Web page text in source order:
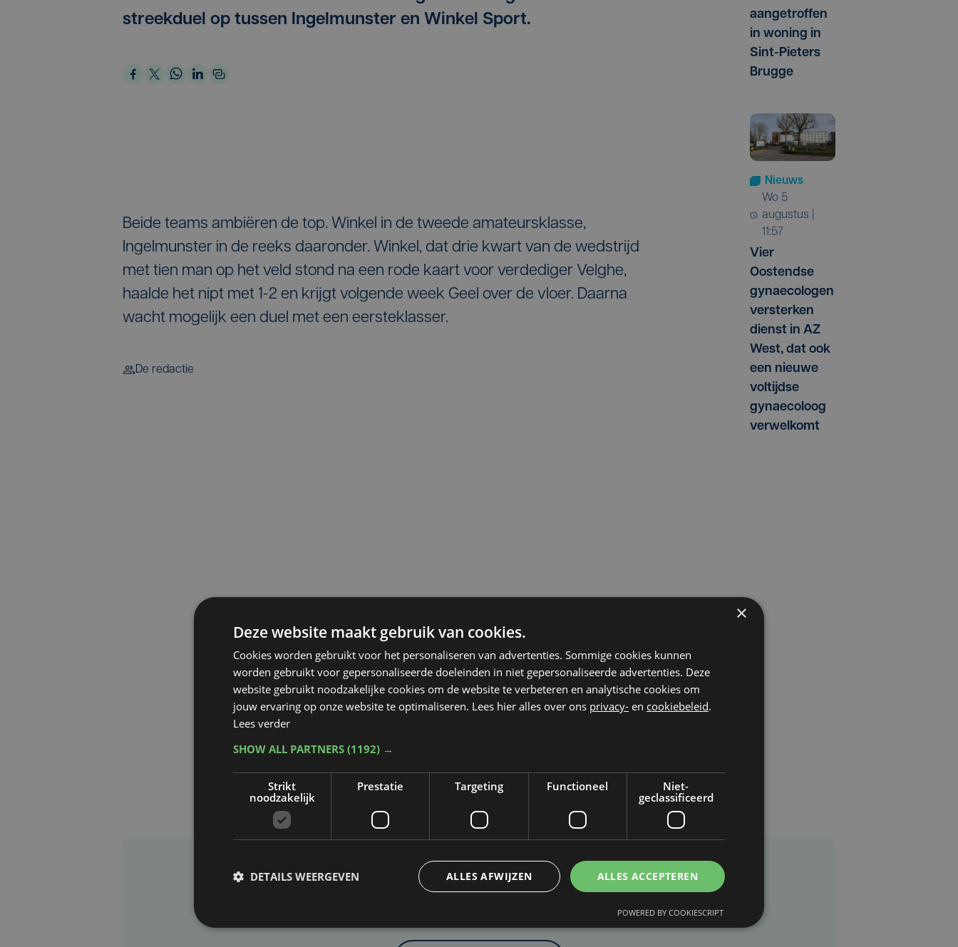
streekduel op tussen Ingelmunster en Winkel Sport.
Beide teams ambiëren de top. Winkel in de tweede amateursklasse,
Ingelmunster in de reeks daaronder. Winkel, dat drie kwart van de wedstrijd
met tien man op het veld stond na een rode kaart voor verdediger Velghe,
haalde het nipt met 1-2 en krijgt volgende week Geel over de vloer. Daarna
wacht mogelijk een duel met een eersteklasser.
De redactie
aangetroffen
in woning in
Sint-Pieters
Brugge
Nieuws
wo 5
augustus |
11:57
Vier
Oostendse
gynaecologen
versterken
dienst in AZ
West, dat ook
een nieuwe
voltijdse
gynaecoloog
verwelkomt
Taalfout opgemerkt?
Heb je een taal- of schrijffout opgemerkt in dit artikel?
×
Deze website maakt gebruik van cookies.
Cookies worden gebruikt voor het personaliseren van advertenties. Sommige cookies kunnen
worden gebruikt voor gepersonaliseerde doeleinden in niet gepersonaliseerde advertenties. Deze
website gebruikt noodzakelijke cookies om de website te verbeteren en analytische cookies om
jouw ervaring op onze website te optimaliseren. Lees hier alles over ons privacy- en cookiebeleid.
Lees verder
SHOW ALL PARTNERS (1192) →
Strikt
noodzakelijk
Prestatie Targeting Functioneel
Niet-
geclassificeerd
ALLES ACCEPTEREN
ALLES AFWIJZEN
DETAILS WEERGEVEN
POWERED BY COOKIESCRIPT